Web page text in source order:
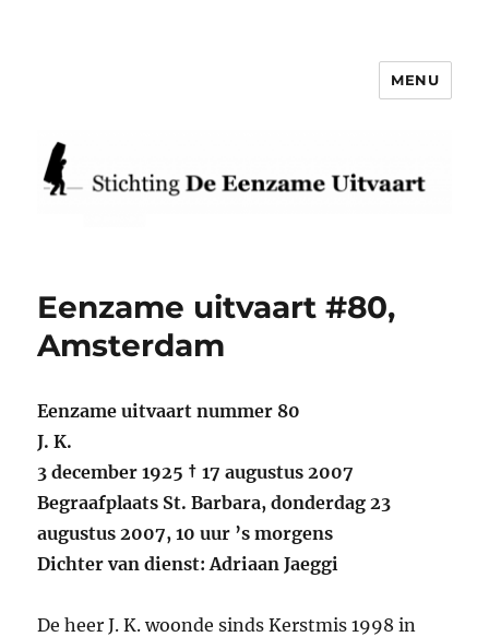
MENU
Eenzame uitvaart #80,
Amsterdam
Eenzame uitvaart nummer 80
J. K.
3 december 1925 † 17 augustus 2007
Begraafplaats St. Barbara, donderdag 23
augustus 2007, 10 uur ’s morgens
Dichter van dienst: Adriaan Jaeggi
De heer J. K. woonde sinds Kerstmis 1998 in